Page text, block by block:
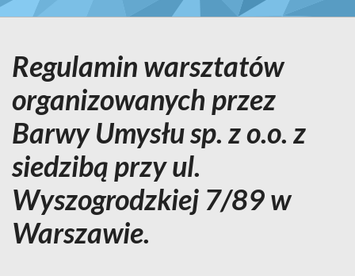
Regulamin warsztatów
organizowanych przez
Barwy Umysłu sp. z o.o. z
siedzibą przy ul.
Wyszogrodzkiej 7/89 w
Warszawie.